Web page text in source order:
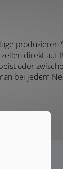
produzieren
direkt auf
oder
bei jedem